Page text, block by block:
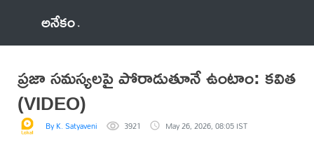
అనేకం
ప్రజా సమస్యలపై పోరాడుతూనే ఉంటాం: కవిత
(VIDEO)
By K. Satyaveni 3921 May 26, 2026, 08:05 IST